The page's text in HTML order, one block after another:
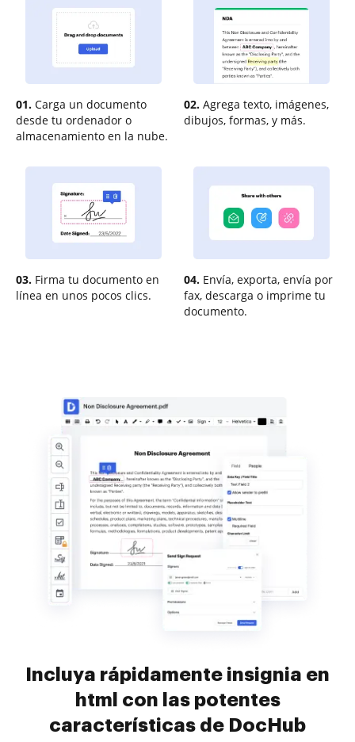
01. Carga un documento
desde tu ordenador o
almacenamiento en la nube.
02. Agrega texto, imágenes,
dibujos, formas, y más.
03. Firma tu documento en
línea en unos pocos clics.
04. Envía, exporta, envía por
fax, descarga o imprime tu
documento.
Incluya rápidamente insignia en
html con las potentes
características de DocHub